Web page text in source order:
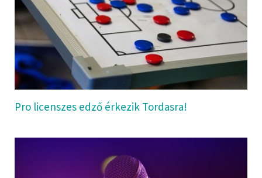
Pro licenszes edző érkezik Tordasra!